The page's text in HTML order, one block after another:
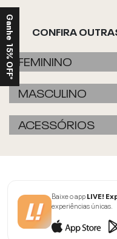
CONFIRA
FEMININO
MASCULINO
ACESSÓRIOS
Baixe o appLIVE!
experiências únicas.
Ganhe 15% OFF*